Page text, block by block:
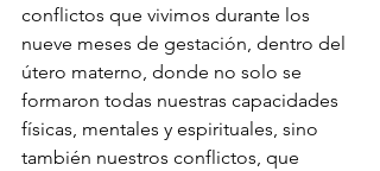
conflictos que vivimos durante los
nueve meses de gestación, dentro del
útero materno, donde no solo se
formaron todas nuestras capacidades
físicas, mentales y espirituales, sino
también nuestros conflictos, que